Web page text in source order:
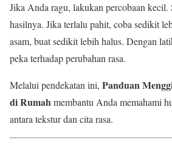
Jika Anda ragu, lakukan percobaan kecil.
hasilnya. Jika terlalu pahit, coba sedikit
asam, buat sedikit lebih halus. Dengan
peka terhadap perubahan rasa.
Melalui pendekatan ini, Panduan
di Rumahmembantu Anda memahami
antara tekstur dan cita rasa.